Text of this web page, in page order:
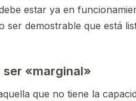
estar ya en
ser demostrable que está
ser «marginal»
que no tiene la